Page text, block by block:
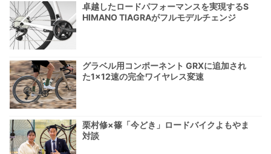
卓越したロードパフォーマンスを実現するS
HIMANO TIAGRAがフルモデルチェンジ
グラベル用コンポーネント GRXに追加され
た1×12速の完全ワイヤレス変速
栗村修×篠「今どき」ロードバイクよもやま
対談